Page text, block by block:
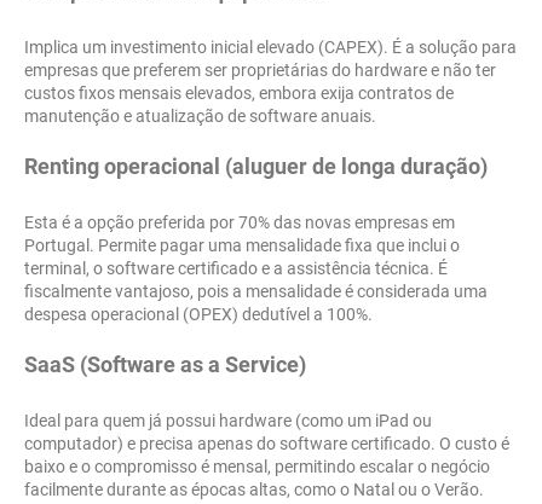
Implica um investimento inicial elevado (CAPEX). É a solução para
empresas que preferem ser proprietárias do hardware e não ter
custos fixos mensais elevados, embora exija contratos de
manutenção e atualização de software anuais.
Renting operacional (aluguer de longa duração)
Esta é a opção preferida por 70% das novas empresas em
Portugal. Permite pagar uma mensalidade fixa que inclui o
terminal, o software certificado e a assistência técnica. É
fiscalmente vantajoso, pois a mensalidade é considerada uma
despesa operacional (OPEX) dedutível a 100%.
SaaS (Software as a Service)
Ideal para quem já possui hardware (como um iPad ou
computador) e precisa apenas do software certificado. O custo é
baixo e o compromisso é mensal, permitindo escalar o negócio
facilmente durante as épocas altas, como o Natal ou o Verão.